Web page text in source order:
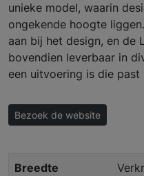
unieke model, waarin
ongekende hoogte
aan bij het design, en de
bovendien leverbaar in
een uitvoering is die
Bezoek de website
Breedte